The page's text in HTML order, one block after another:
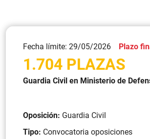
Fecha límite: 29/05/2026 Plazo
1.704 PLAZAS
Guardia Civil en Ministerio de
Oposición: Guardia Civil
Tipo: Convocatoria oposiciones